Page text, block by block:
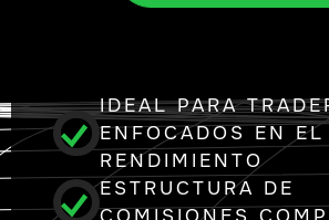
IDEAL PARA
ENFOCADOS EN EL
RENDIMIENTO
ESTRUCTURA DE